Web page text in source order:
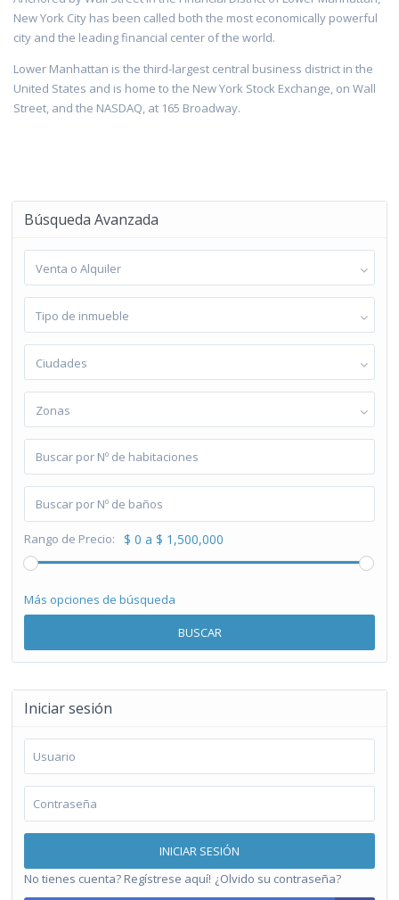
New York City has been called both the most economically powerful
city and the leading financial center of the world.
Lower Manhattan is the third-largest central business district in the
United States and is home to the New York Stock Exchange, on Wall
Street, and the NASDAQ, at 165 Broadway.
Búsqueda Avanzada
Venta o Alquiler
Tipo de inmueble
Ciudades
Zonas
Rango de Precio: $ 0 a $ 1,500,000
Más opciones de búsqueda
BUSCAR
Iniciar sesión
INICIAR SESIÓN
No tienes cuenta? Regístrese aquí! ¿Olvido su contraseña?